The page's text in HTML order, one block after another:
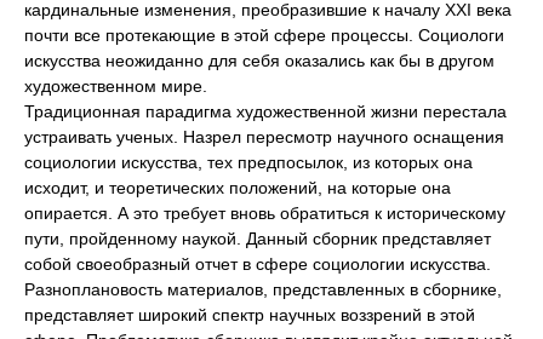
кардинальные изменения, преобразившие к началу XXI века
почти все протекающие в этой сфере процессы. Социологи
искусства неожиданно для себя оказались как бы в другом
художественном мире.
Традиционная парадигма художественной жизни перестала
устраивать ученых. Назрел пересмотр научного оснащения
социологии искусства, тех предпосылок, из которых она
исходит, и теоретических положений, на которые она
опирается. А это требует вновь обратиться к историческому
пути, пройденному наукой. Данный сборник представляет
собой своеобразный отчет в сфере социологии искусства.
Разноплановость материалов, представленных в сборнике,
представляет широкий спектр научных воззрений в этой